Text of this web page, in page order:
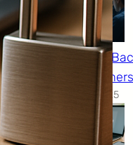
Cloud-
14.12.2025